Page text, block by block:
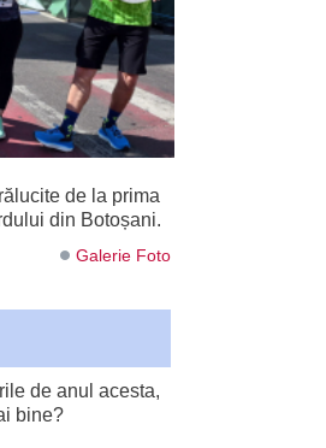
de la prima
din Botoșani.
Galerie Foto
de anul acesta,
bine?